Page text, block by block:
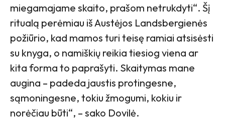
miegamajame skaito, prašom netrukdyti“. Šį
ritualą perėmiau iš Austėjos Landsbergienės
požiūrio, kad mamos turi teisę ramiai atsisėsti
su knyga, o namiškių reikia tiesiog viena ar
kita forma to paprašyti. Skaitymas mane
augina – padeda jaustis protingesne,
sąmoningesne, tokiu žmogumi, kokiu ir
norėčiau būti“, – sako Dovilė.